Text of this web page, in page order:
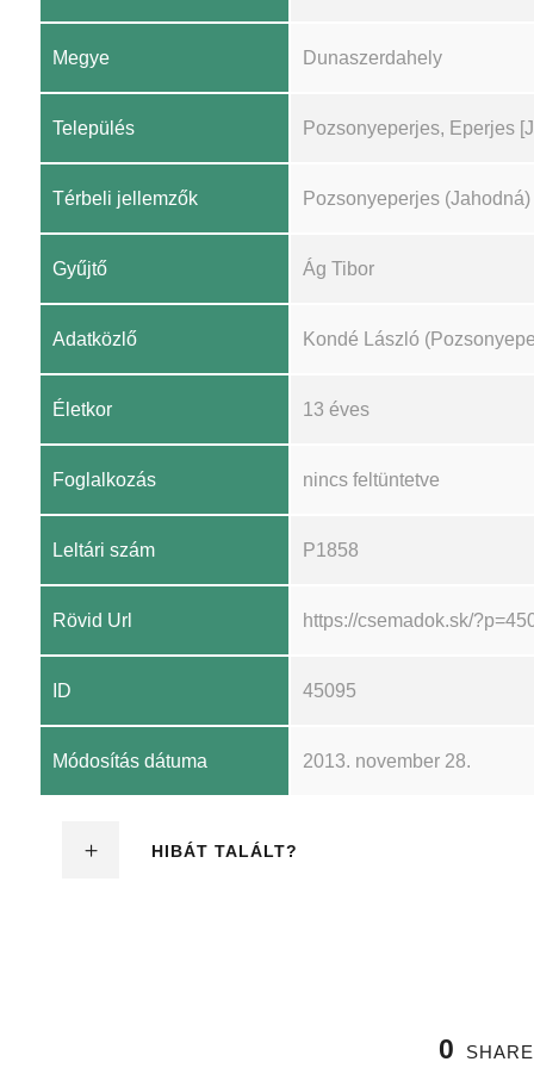
Megye Dunaszerdahely
Település Pozsonyeperjes, Eperjes
Térbeli jellemzők Pozsonyeperjes (Jahodná)
Gyűjtő Ág Tibor
Adatközlő Kondé László
Életkor 13 éves
Foglalkozás nincs feltüntetve
Leltári szám P1858
Rövid Url https://csemadok.sk/
ID 45095
Módosítás dátuma 2013. november 28.
HIBÁT TALÁLT?
0